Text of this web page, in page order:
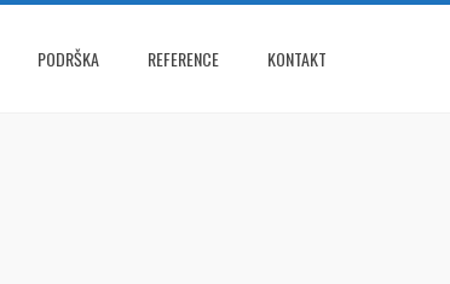
PODRŠKA REFERENCE KONTAKT